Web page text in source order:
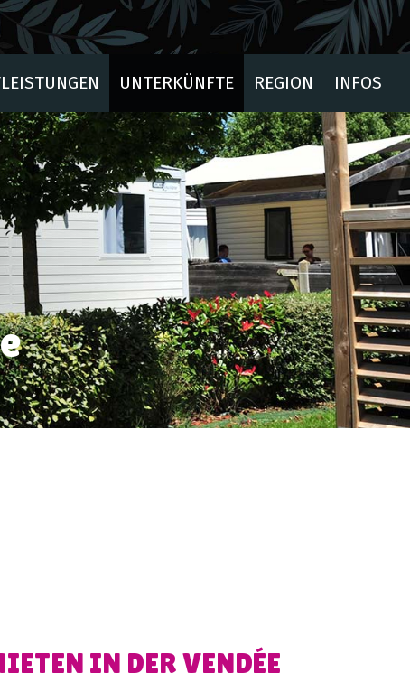
UNTERKÜNFTE REGION INFOS
IN DER VENDÉE